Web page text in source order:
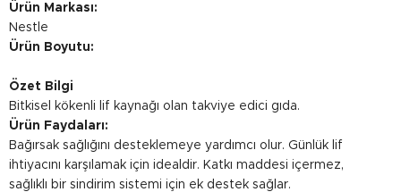
Ürün Markası:
Nestle
Ürün Boyutu:
Özet Bilgi
Bitkisel kökenli lif kaynağı olan takviye edici gıda.
Ürün Faydaları:
Bağırsak sağlığını desteklemeye yardımcı olur. Günlük lif
ihtiyacını karşılamak için idealdir. Katkı maddesi içermez,
sağlıklı bir sindirim sistemi için ek destek sağlar.